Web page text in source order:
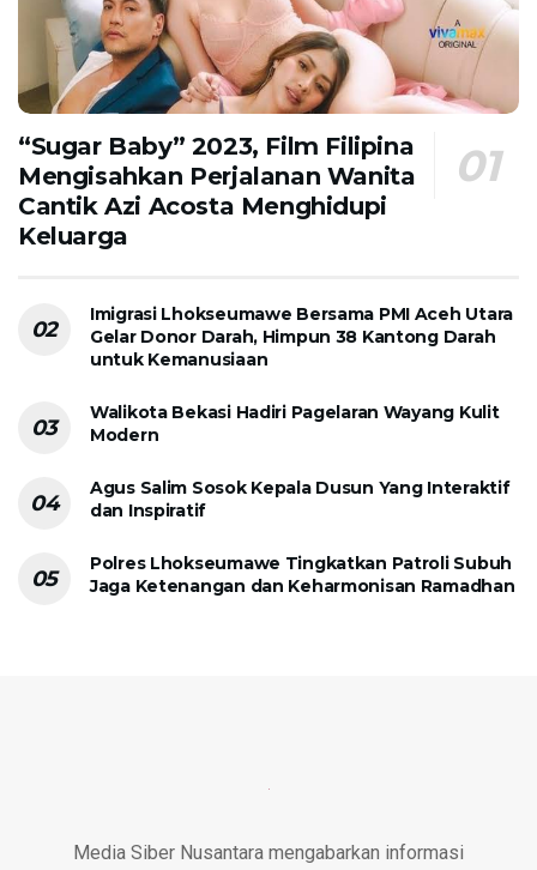
“Sugar Baby” 2023, Film Filipina
Mengisahkan Perjalanan Wanita
Cantik Azi Acosta Menghidupi
Keluarga
Imigrasi Lhokseumawe Bersama PMI Aceh Utara
Gelar Donor Darah, Himpun 38 Kantong Darah
untuk Kemanusiaan
Walikota Bekasi Hadiri Pagelaran Wayang Kulit
Modern
Agus Salim Sosok Kepala Dusun Yang Interaktif
dan Inspiratif
Polres Lhokseumawe Tingkatkan Patroli Subuh
Jaga Ketenangan dan Keharmonisan Ramadhan
Media Siber Nusantara mengabarkan informasi